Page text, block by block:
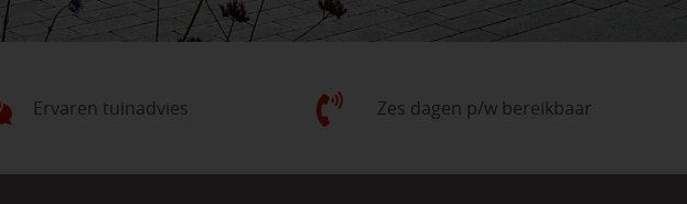
Ervaren tuinadvies Zes dagen p/w bereikbaar